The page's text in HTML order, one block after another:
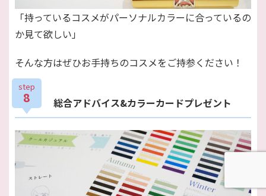
「持っているコスメがパーソナルカラーに合っているの
か見て欲しい」
そんな方はぜひお手持ちのコスメをご持参ください！
step
8 総合アドバイス&カラーカードプレゼント